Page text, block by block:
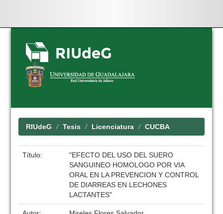
Skip
navigation
RIUdeG Tesis Licenciatura CUCBA
Título:
"EFECTO DEL USO DEL SUERO
SANGUINEO HOMOLOGO POR VIA
ORAL EN LA PREVENCION Y CONTROL
DE DIARREAS EN LECHONES
LACTANTES"